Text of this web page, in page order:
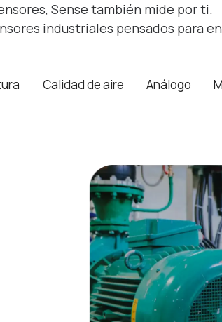
Sense también mide por ti.
industriales pensados para
Calidad de aire Análogo